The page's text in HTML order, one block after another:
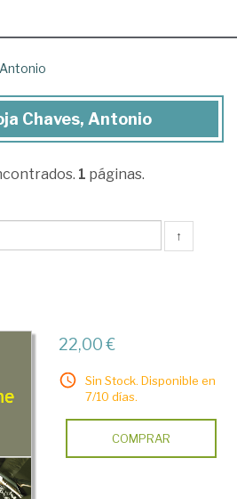
Chaves, Antonio
1 páginas.
↑
22,00 €
Sin Stock. Disponible en
7/10 días.
COMPRAR